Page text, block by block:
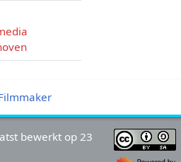
bewerkt op 23